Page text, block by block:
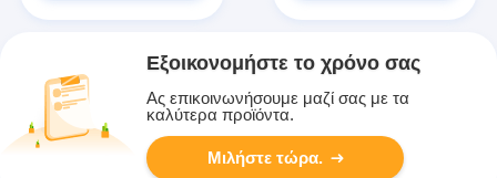
Εξοικονομήστε το χρόνο σας
Ας επικοινωνήσουμε μαζί σας με τα
καλύτερα προϊόντα.
Μιλήστε τώρα.